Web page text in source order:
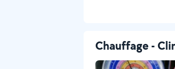
Chauffage -